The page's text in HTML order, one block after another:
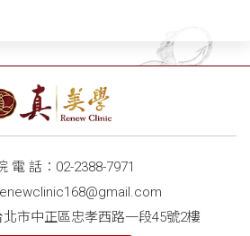
電 話： 02-2388-7971
市中正區忠孝西路一段45號2樓